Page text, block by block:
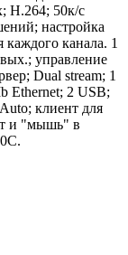
H.264; 50к/с
настройка
каждого канала. 1
управление
Dual stream; 1
Ethernet; 2 USB;
клиент для
и "мышь" в